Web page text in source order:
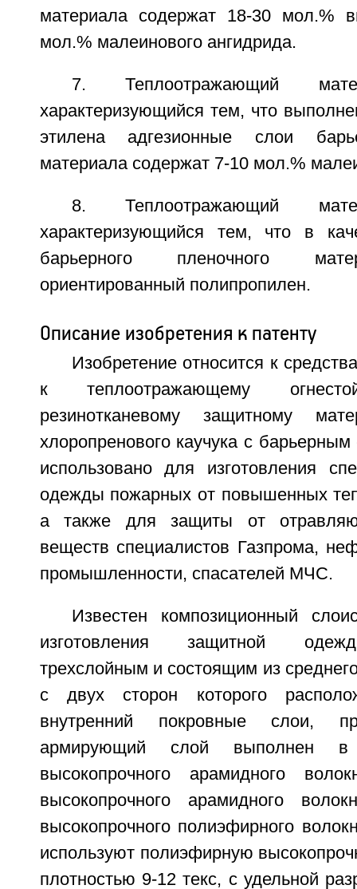
материала содержат 18-30 мол.%
мол.% малеинового ангидрида.
7. Теплоотражающий
характеризующийся тем, что
этилена адгезионные слои
материала содержат 7-10 мол.%
8. Теплоотражающий
характеризующийся тем, что в
барьерного пленочного
ориентированный полипропилен.
Описание изобретения к патенту
Изобретение относится к
к теплоотражающему
резинотканевому защитному
хлоропренового каучука с
использовано для изготовления
одежды пожарных от повышенных
а также для защиты от
веществ специалистов Газпрома,
промышленности, спасателей МЧС.
Известен композиционный
изготовления защитной
трехслойным и состоящим из
с двух сторон которого
внутренний покровные слои,
армирующий слой выполнен
высокопрочного арамидного
высокопрочного арамидного
высокопрочного полиэфирного
используют полиэфирную
плотностью 9-12 текс, с удельной